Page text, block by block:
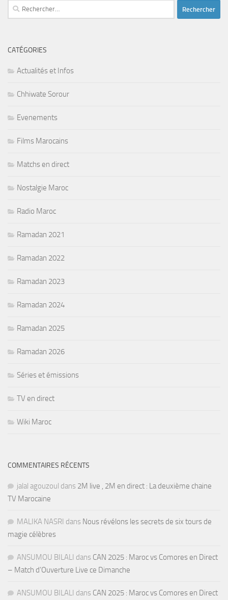
Rechercher :
CATÉGORIES
Actualités et Infos
Chhiwate Sorour
Evenements
Films Marocains
Matchs en direct
Nostalgie Maroc
Radio Maroc
Ramadan 2021
Ramadan 2022
Ramadan 2023
Ramadan 2024
Ramadan 2025
Ramadan 2026
Séries et émissions
TV en direct
Wiki Maroc
COMMENTAIRES RÉCENTS
jalal agouzoul dans 2M live , 2M en direct : La deuxième chaine
TV Marocaine
MALIKA NASRI dans Nous révélons les secrets de six tours de
magie célèbres
ANSUMOU BILALI dans CAN 2025 : Maroc vs Comores en Direct
– Match d’Ouverture Live ce Dimanche
ANSUMOU BILALI dans CAN 2025 : Maroc vs Comores en Direct